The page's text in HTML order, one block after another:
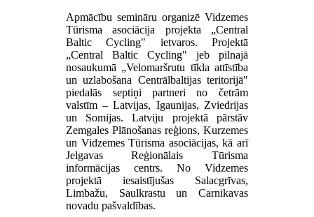
Apmācību semināru organizē Vidzemes
Tūrisma asociācija projekta „Central
Baltic Cycling" ietvaros. Projektā
„Central Baltic Cycling" jeb pilnajā
nosaukumā „Velomaršrutu tīkla attīstība
un uzlabošana Centrālbaltijas teritorijā"
piedalās septiņi partneri no četrām
valstīm – Latvijas, Igaunijas, Zviedrijas
un Somijas. Latviju projektā pārstāv
Zemgales Plānošanas reģions, Kurzemes
un Vidzemes Tūrisma asociācijas, kā arī
Jelgavas Reģionālais Tūrisma
informācijas centrs. No Vidzemes
projektā iesaistījušas Salacgrīvas,
Limbažu, Saulkrastu un Carnikavas
novadu pašvaldības.